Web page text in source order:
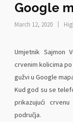
Google
March 12, 2020
Umjetnik Sajmon
crvenim kolicima
gužvi u Google
Kud god su se
prikazujući
područja.